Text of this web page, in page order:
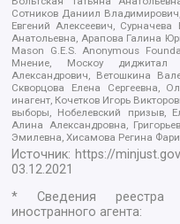
Сотников Даниил
Евгений Алексеевич,
Анатольевна, Арапова Галина
Mason G.E.S. Anonymous
Мнение, Москоу диджитал
Александрович, Ветошкина
Скворцова Елена Сергеевна,
инагент, Кочетков Игорь
выборы, Нобелевский призыв,
Алина Александровна,
Эмилевна, Хисамова Регина
Источник: https://
03.12.2021
* Сведения реестра
иностранного агента: